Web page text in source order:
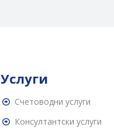
Услуги
Счетоводни услуги
Консултантски услуги